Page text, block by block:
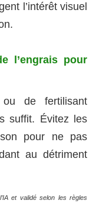
l’intérêt visuel
l’engrais pour
de fertilisant
suffit. Évitez les
pour ne pas
au détriment
et validé selon les règles